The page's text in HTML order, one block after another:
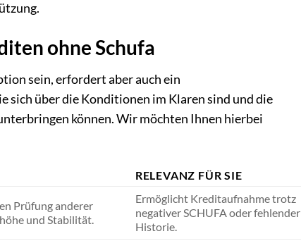
ohne Schufa
sein, erfordert aber auch ein
sich über die Konditionen im Klaren sind und die
können. Wir möchten Ihnen hierbei
RELEVANZ FÜR SIE
Prüfung anderer
und Stabilität.
Ermöglicht Kreditaufnahme trotz
negativer SCHUFA oder fehlender
Historie.